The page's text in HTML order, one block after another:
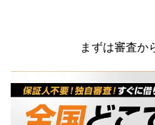
まずは審査か